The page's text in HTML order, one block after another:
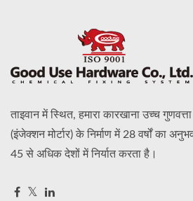
ताइवान में स्थित, हमारा कारखाना उच्च
(इंजेक्शन मोर्टार) के निर्माण में 28 वर्षों का
45 से अधिक देशों में निर्यात करता है।